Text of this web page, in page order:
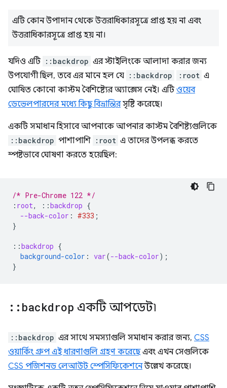
এটি কোন উপাদান থেকে উত্তরাধিকারসূত্রে প্রাপ্ত হয় না এবং
উত্তরাধিকারসূত্রে প্রাপ্ত হয় না।
যদিও এটি ::backdrop এর স্টাইলিংকে আলাদা করার জন্য
উপযোগী ছিল, তবে এর মানে হল যে ::backdrop :root এ
ঘোষিত কোনো কাস্টম বৈশিষ্ট্যের অ্যাক্সেস নেই। এটিওয়েব
ডেভেলপারদের মধ্যে কিছু বিভ্রান্তিরসৃষ্টি করেছে।
একটি সমাধান হিসাবে আপনাকে আপনার কাস্টম বৈশিষ্ট্যগুলিকে
::backdrop পাশাপাশি :root এ তাদের উপলব্ধ করতে
স্পষ্টভাবে ঘোষণা করতে হয়েছিল:
/* Pre-Chrome 122 */
: root, ::backdrop {
--back-color : #333 ;
}
::backdrop {
background-color : var(--back-color);
}
:: backdrop একটি আপডেট৷
::backdrop এর সাথে সমস্যাগুলি সমাধান করার জন্য, CSS
ওয়ার্কিং গ্রুপ এই ধারণাগুলি গ্রহণ করেছেএবং এখন সেগুলিকে
CSS পজিশনড লেআউট স্পেসিফিকেশনেউল্লেখ করেছে।